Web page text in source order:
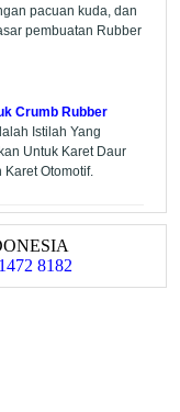
pacuan kuda, dan
pembuatan Rubber
Crumb Rubber
Istilah Yang
Untuk Karet Daur
Otomotif.
8182